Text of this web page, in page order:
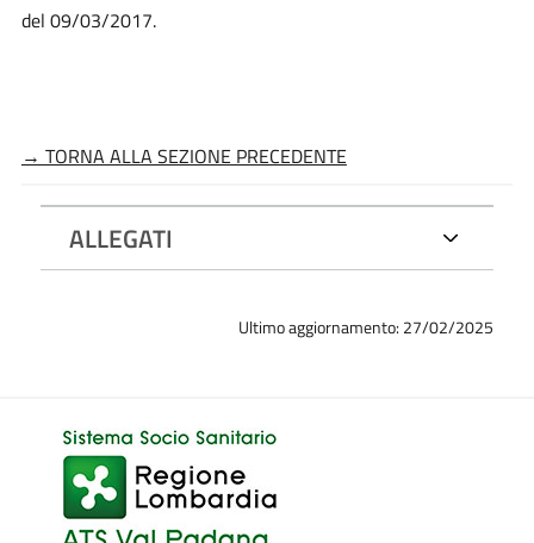
del 09/03/2017.
→ TORNA ALLA SEZIONE PRECEDENTE
ALLEGATI
Ultimo aggiornamento: 27/02/2025